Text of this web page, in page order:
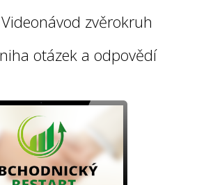
zvěrokruh
otázek a odpovědí